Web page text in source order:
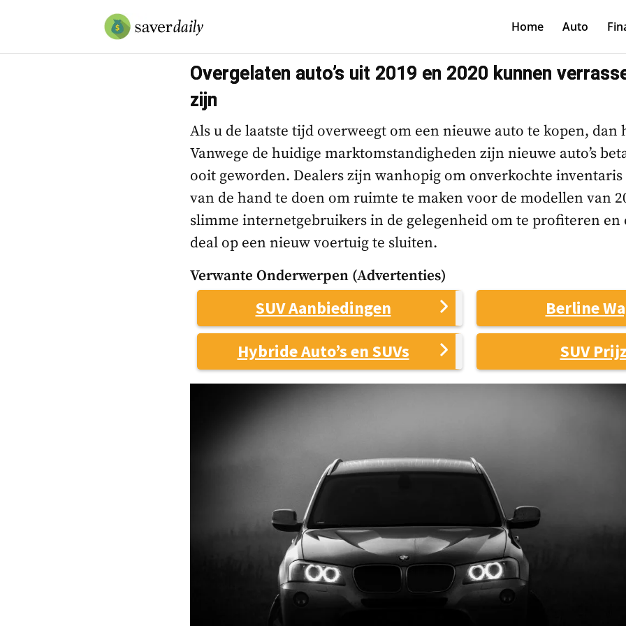
Home Auto
Overgelaten auto’s uit 2019 en 2020 kunnen
zijn
Als u de laatste tijd overweegt om een nieuwe auto te kopen, dan
Vanwege de huidige marktomstandigheden zijn nieuwe auto’s
ooit geworden. Dealers zijn wanhopig om onverkochte inventaris
van de hand te doen om ruimte te maken voor de modellen van
slimme internetgebruikers in de gelegenheid om te profiteren en
deal op een nieuw voertuig te sluiten.
Verwante Onderwerpen (Advertenties)
SUV Aanbiedingen
Berline
Hybride Auto’s en SUVs
SUV